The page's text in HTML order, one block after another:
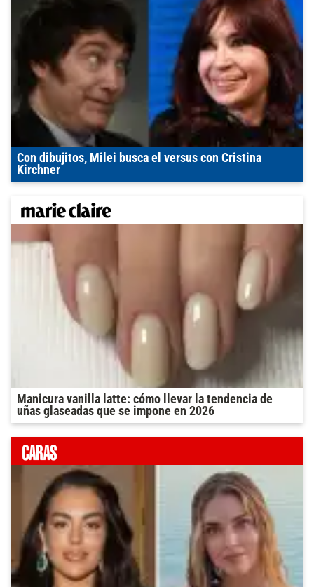
Con dibujitos, Milei busca el versus con Cristina
Kirchner
Manicura vanilla latte: cómo llevar la tendencia de
uñas glaseadas que se impone en 2026